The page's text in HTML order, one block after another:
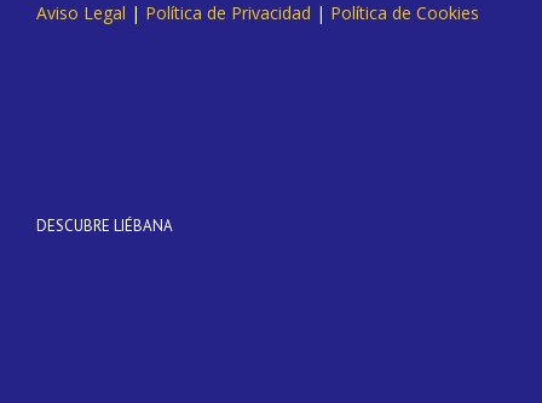
Aviso Legal | Política de Privacidad | Política de Cookies
DESCUBRE LIÉBANA